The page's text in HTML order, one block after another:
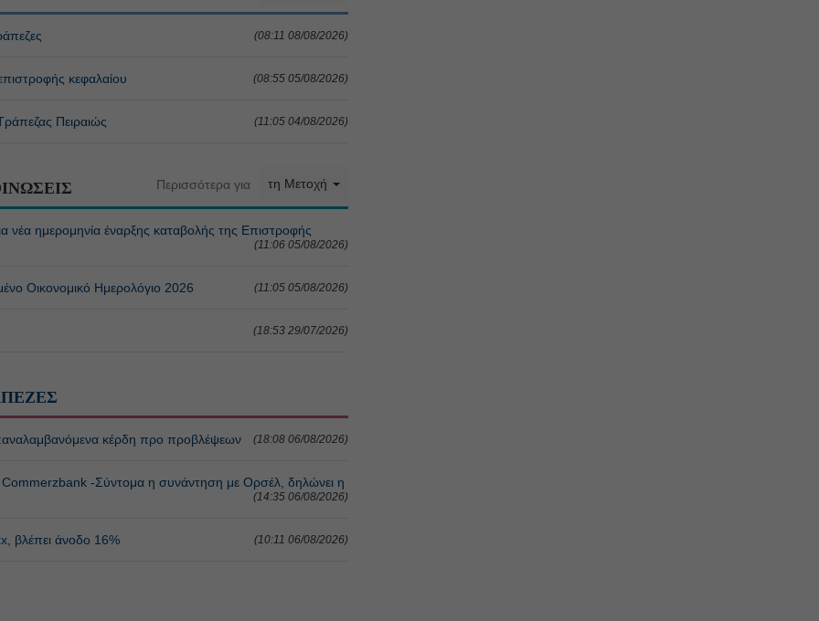
(08:11 08/08/2026)
κεφαλαίου (08:55 05/08/2026)
Πειραιώς (11:05 04/08/2026)
Περισσότερα για τη Μετοχή
ημερομηνία έναρξης καταβολής της Επιστροφής
(11:06 05/08/2026)
Οικονομικό Ημερολόγιο 2026 (11:05 05/08/2026)
(18:53 29/07/2026)
κέρδη προ προβλέψεων (18:08 06/08/2026)
Commerzbank -Σύντομα η συνάντηση με Ορσέλ, δηλώνει η
(14:35 06/08/2026)
βλέπει άνοδο 16% (10:11 06/08/2026)